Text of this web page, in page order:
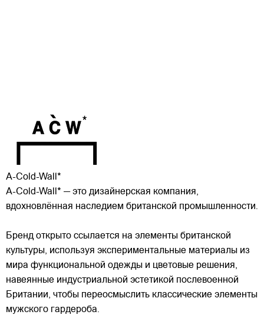
A-Cold-Wall*
A-Cold-Wall* — это дизайнерская компания,
вдохновлённая наследием британской промышленности.
Бренд открыто ссылается на элементы британской
культуры, используя экспериментальные материалы из
мира функциональной одежды и цветовые решения,
навеянные индустриальной эстетикой послевоенной
Британии, чтобы переосмыслить классические элементы
мужского гардероба.